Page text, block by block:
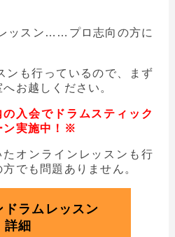
ッスン……プロ志向の方に
ンも行っているので、まず
お越しください。
入会でドラムスティック
ン実施中！※
オンラインレッスンも行
でも問題ありません。
ドラムレッスン
詳細